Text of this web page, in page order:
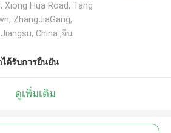
Xiong Hua Road, Tang
ZhangJiaGang,
China ,จีน
ได้รับการยืนยัน
ดูเพิ่มเติม